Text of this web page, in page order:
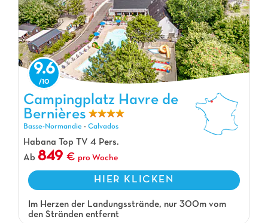
Campingplatz Havre de Bernières, Campingplatz Basse-Normandie
9.6
Campingplatz Havre de
Bernières
Basse-Normandie - Calvados
Habana Top TV 4 Pers.
Ab 849 pro Woche
HIER KLICKEN
Im Herzen der Landungsstrände, nur 300m vom
den Stränden entfernt